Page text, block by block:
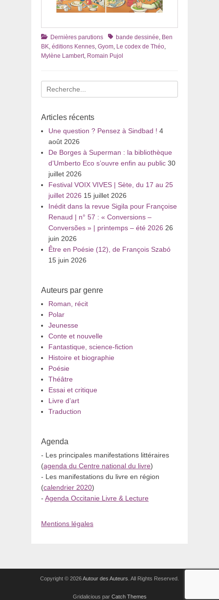
Catégories
Dernières parutions Tagsbande dessinée, Ben
BK, éditions Kennes, Gyom, Le codex de Théo,
Mylène Lambert, Romain Pujol
Recherche
pour
Articles récents
Une question ? Pensez à Sindbad ! 4
août 2026
De Borges à Superman : la bibliothèque
d’Umberto Eco s’ouvre enfin au public 30
juillet 2026
Festival VOIX VIVES | Sète, du 17 au 25
juillet 2026 15 juillet 2026
Inédit dans la revue Sigila pour Françoise
Renaud | n° 57 : « Conversions –
Conversões » | printemps – été 2026 26
juin 2026
Être en Poésie (12), de François Szabó
15 juin 2026
Auteurs par genre
Roman, récit
Polar
Jeunesse
Conte et nouvelle
Fantastique, science-fiction
Histoire et biographie
Poésie
Théâtre
Essai et critique
Livre d’art
Traduction
Agenda
- Les principales manifestations littéraires
(agenda du Centre national du livre)
- Les manifestations du livre en région
(calendrier 2020)
- Agenda Occitanie Livre & Lecture
Mentions légales
Copyright © 2026Autour des Auteurs . All Rights Reserved.
Gridalicious par Catch Themes